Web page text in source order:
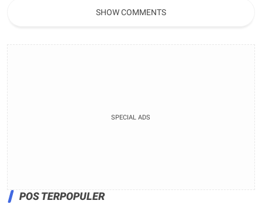
dan Tanaman buah JerukSHOW COMMENTS
SPECIAL ADS
POS TERPOPULER